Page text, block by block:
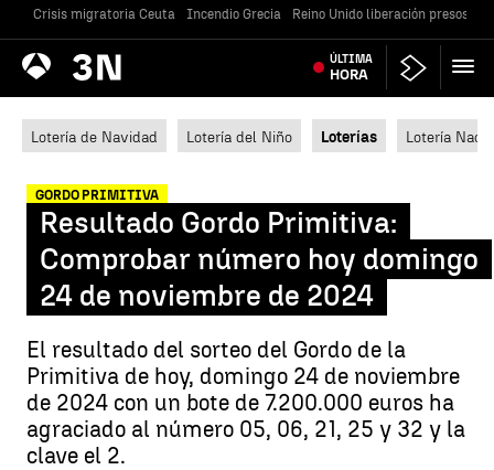
Crisis migratoria Ceuta Incendio Grecia Reino Unido liberación presos
Antena
3 Noticias ÚLTIMA
HORA
Lotería de Navidad Lotería del Niño Loterías Lotería
GORDO PRIMITIVA
Resultado Gordo Primitiva:
Comprobar número hoy domingo
24 de noviembre de 2024
El resultado del sorteo del Gordo de la
Primitiva de hoy, domingo 24 de noviembre
de 2024 con un bote de 7.200.000 euros ha
agraciado al número 05, 06, 21, 25 y 32 y la
clave el 2.